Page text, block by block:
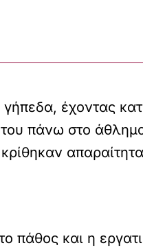
έχοντας
του πάνω στο
πάθος και η